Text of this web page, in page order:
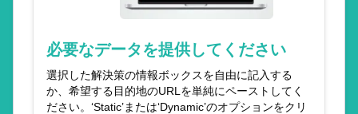
必要なデータを提供してください
選択した解決策の情報ボックスを自由に記入する
か、希望する目的地のURLを単純にペーストしてく
ださい。‘Static’または‘Dynamic’のオプションをクリ